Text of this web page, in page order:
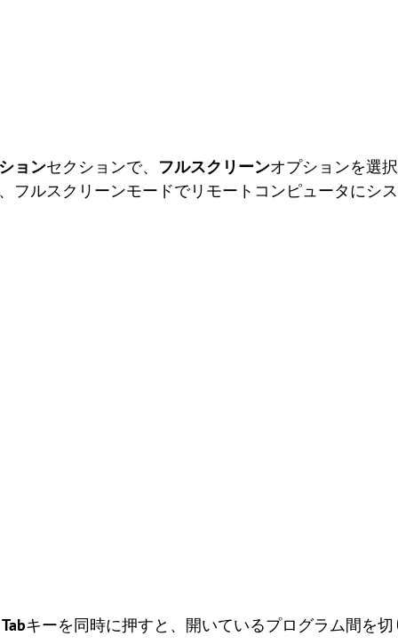
ョンセクションで、 フルスクリーンオプションを選択
フルスクリーンモードでリモートコンピュータにシ
Tabキーを同時に押すと、開いているプログラム間を切